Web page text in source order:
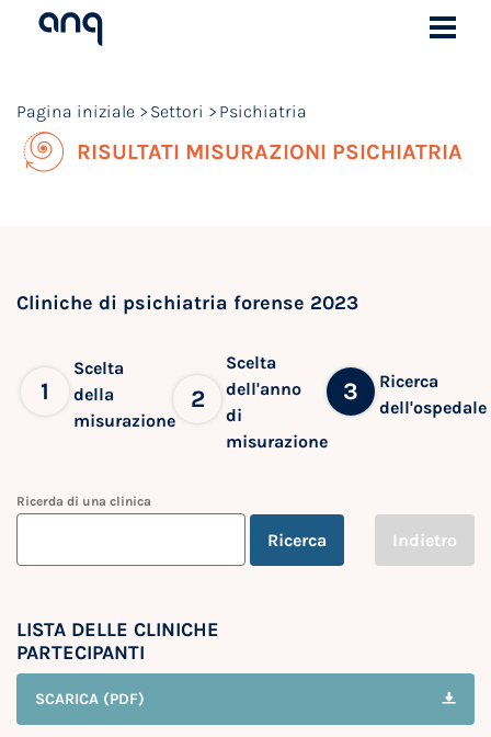
Pagina iniziale Settori Psichiatria
RISULTATI MISURAZIONI PSICHIATRIA
Cliniche di psichiatria forense 2023
1
Scelta
della
misurazione
2
Scelta
dell'anno
di
misurazione
3
Ricerca
dell'ospedale
Ricerda di una clinica
Ricerca Indietro
LISTA DELLE CLINICHE
PARTECIPANTI
SCARICA (PDF)